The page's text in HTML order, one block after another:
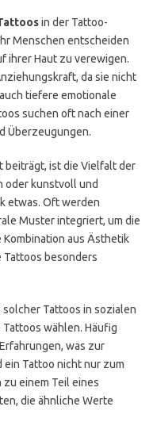
in der Tattoo-
Menschen entscheiden
ihrer Haut zu verewigen.
da sie nicht
tiefere emotionale
suchen oft nach einer
Überzeugungen.
beiträgt, ist die Vielfalt der
oder kunstvoll und
etwas. Oft werden
Muster integriert, um die
aus Ästhetik
Tattoos besonders
Tattoos in sozialen
wählen. Häufig
was zur
ein Tattoo nicht nur zum
einem Teil eines
die ähnliche Werte